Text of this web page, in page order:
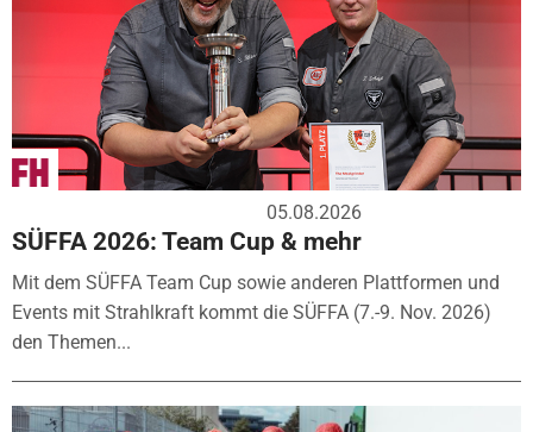
05.08.2026
SÜFFA 2026: Team Cup & mehr
Mit dem SÜFFA Team Cup sowie anderen Plattformen und
Events mit Strahlkraft kommt die SÜFFA (7.-9. Nov. 2026)
den Themen...